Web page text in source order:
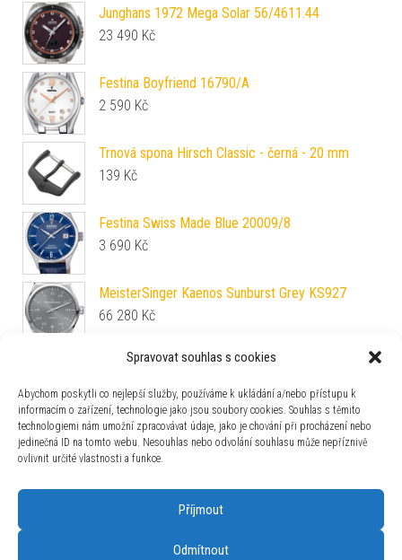
Spravovat souhlas s cookies
Abychom poskytli co nejlepší služby, používáme k ukládání a/nebo přístupu k
informacím o zařízení, technologie jako jsou soubory cookies. Souhlas s těmito
technologiemi nám umožní zpracovávat údaje, jako je chování při procházení nebo
jedinečná ID na tomto webu. Nesouhlas nebo odvolání souhlasu může nepříznivě
ovlivnit určité vlastnosti a funkce.
Příjmout
Odmítnout
Junghans 1972 Mega Solar 56/4611.44
23 490 Kč
Festina Boyfriend 16790/A
2 590 Kč
Trnová spona Hirsch Classic - černá - 20 mm
139 Kč
Festina Swiss Made Blue 20009/8
3 690 Kč
MeisterSinger Kaenos Sunburst Grey KS927
66 280 Kč
Casio G-Shock G-Squad DW-H5600-1ER
6 990
Kč
Vulcain Skindiver Nautique Bronze / Black -
Rubber